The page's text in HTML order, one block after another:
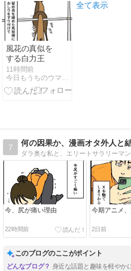
風花の真似を
する白力王
11時間前
全て表示
7
何の因果か、漫画オタ外人と
今、尻が痛い理由
22時間前
今期アニメ
2日前
このブログのここがポイント
身近な話題と趣味を軽やか